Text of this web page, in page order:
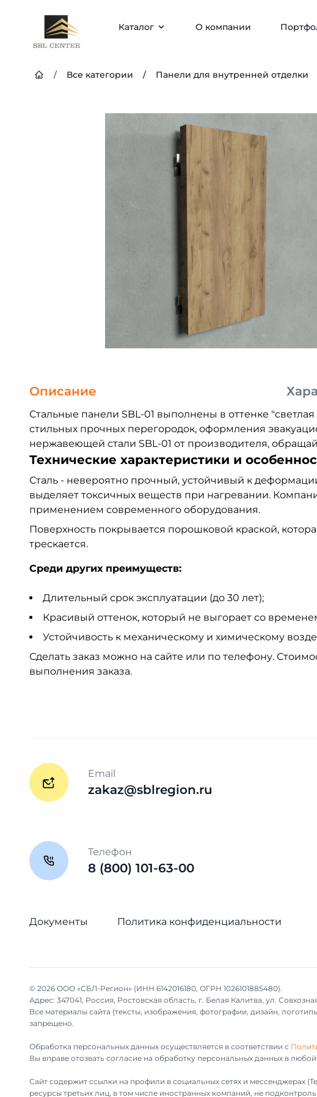
Каталог О компании
/ Все категории / Панели для внутренней отделки
Описание
Стальные панели SBL-01 выполнены в оттенке
стильных прочных перегородок, оформления
нержавеющей стали SBL-01 от производителя,
Технические характеристики и
Сталь - невероятно прочный, устойчивый к
выделяет токсичных веществ при нагревании.
применением современного оборудования.
Поверхность покрывается порошковой краской,
трескается.
Среди других преимуществ:
Длительный срок эксплуатации (до 30 лет);
Красивый оттенок, который не выгорает со
Устойчивость к механическому и химическому
Сделать заказ можно на сайте или по телефону.
выполнения заказа.
Email
zakaz@sblregion.ru
Телефон
8 (800) 101-63-00
Документы Политика конфиденциальности
© 2026 ООО «СБЛ-Регион» (ИНН 6142016180, ОГРН 1026101885480).
Адрес: 347041, Россия, Ростовская область, г. Белая Калитва, ул.
Все материалы сайта (тексты, изображения, фотографии, дизайн,
запрещено.
Обработка персональных данных осуществляется в соответствии с
Вы вправе отозвать согласие на обработку персональных данных в
Сайт содержит ссылки на профили в социальных сетях и мессенджерах
ресурсы третьих лиц, в том числе иностранных компаний, не